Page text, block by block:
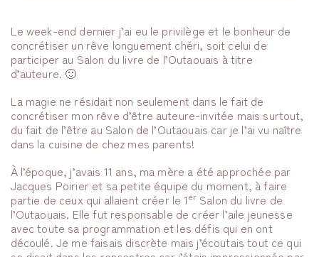
Le week-end dernier j’ai eu le privilège et le bonheur de
concrétiser un rêve longuement chéri, soit celui de
participer au Salon du livre de l’Outaouais à titre
d’auteure. 🙂
La magie ne résidait non seulement dans le fait de
concrétiser mon rêve d’être auteure-invitée mais surtout,
du fait de l’être au Salon de l’Outaouais car je l’ai vu naître
dans la cuisine de chez mes parents!
À l’époque, j’avais 11 ans, ma mère a été approchée par
Jacques Poirier et sa petite équipe du moment, à faire
partie de ceux qui allaient créer le 1erSalon du livre de
l’Outaouais. Elle fut responsable de créer l’aile jeunesse
avec toute sa programmation et les défis qui en ont
découlé. Je me faisais discrète mais j’écoutais tout ce qui